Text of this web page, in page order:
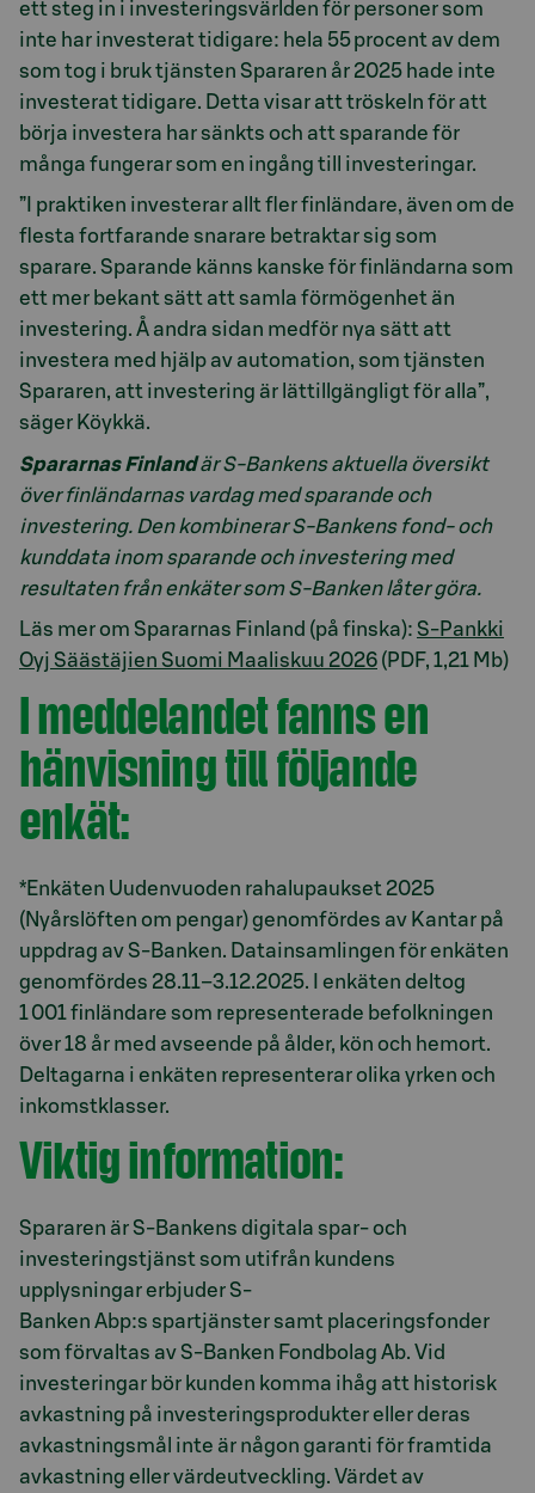
ett steg in i investeringsvärlden för personer som
inte har investerat tidigare: hela 55 procent av dem
som tog i bruk tjänsten Spararen år 2025 hade inte
investerat tidigare. Detta visar att tröskeln för att
börja investera har sänkts och att sparande för
många fungerar som en ingång till investeringar.
”I praktiken investerar allt fler finländare, även om de
flesta fortfarande snarare betraktar sig som
sparare. Sparande känns kanske för finländarna som
ett mer bekant sätt att samla förmögenhet än
investering. Å andra sidan medför nya sätt att
investera med hjälp av automation, som tjänsten
Spararen, att investering är lättillgängligt för alla”,
säger Köykkä.
Spararnas Finlandär S-Bankens aktuella översikt
över finländarnas vardag med sparande och
investering. Den kombinerar S-Bankens fond- och
kunddata inom sparande och investering med
resultaten från enkäter som S-Banken låter göra.
Läs mer om Spararnas Finland (på finska): S-Pankki
Oyj Säästäjien Suomi Maaliskuu 2026 (PDF, 1,21 Mb)
I meddelandet fanns en
hänvisning till följande
enkät:
*Enkäten Uudenvuoden rahalupaukset 2025
(Nyårslöften om pengar) genomfördes av Kantar på
uppdrag av S‑Banken. Datainsamlingen för enkäten
genomfördes 28.11–3.12.2025. I enkäten deltog
1 001 finländare som representerade befolkningen
över 18 år med avseende på ålder, kön och hemort.
Deltagarna i enkäten representerar olika yrken och
inkomstklasser.
Viktig information:
Spararen är S-Bankens digitala spar- och
investeringstjänst som utifrån kundens
upplysningar erbjuder S-
Banken Abp:s spartjänster samt placeringsfonder
som förvaltas av S-Banken Fondbolag Ab. Vid
investeringar bör kunden komma ihåg att historisk
avkastning på investeringsprodukter eller deras
avkastningsmål inte är någon garanti för framtida
avkastning eller värdeutveckling. Värdet av